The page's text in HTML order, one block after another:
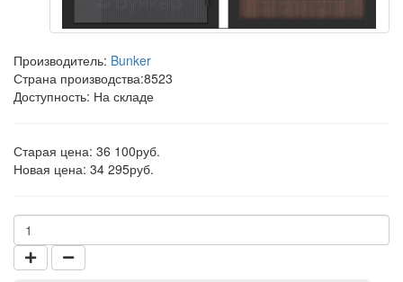
Производитель: Bunker
Страна производства:8523
Доступность: На складе
Старая цена: 36 100руб.
Новая цена: 34 295руб.